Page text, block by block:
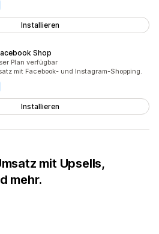
Installieren
Shop
Plan verfügbar
mit Facebook- und Instagram-Shopping.
Installieren
mit Upsells,
mehr.